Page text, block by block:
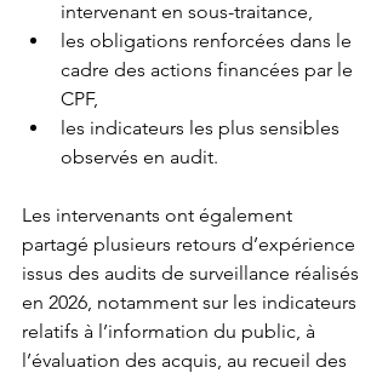
intervenant en sous-traitance,
les obligations renforcées dans le
cadre des actions financées par le
CPF,
les indicateurs les plus sensibles
observés en audit.
Les intervenants ont également
partagé plusieurs retours d’expérience
issus des audits de surveillance réalisés
en 2026, notamment sur les indicateurs
relatifs à l’information du public, à
l’évaluation des acquis, au recueil des